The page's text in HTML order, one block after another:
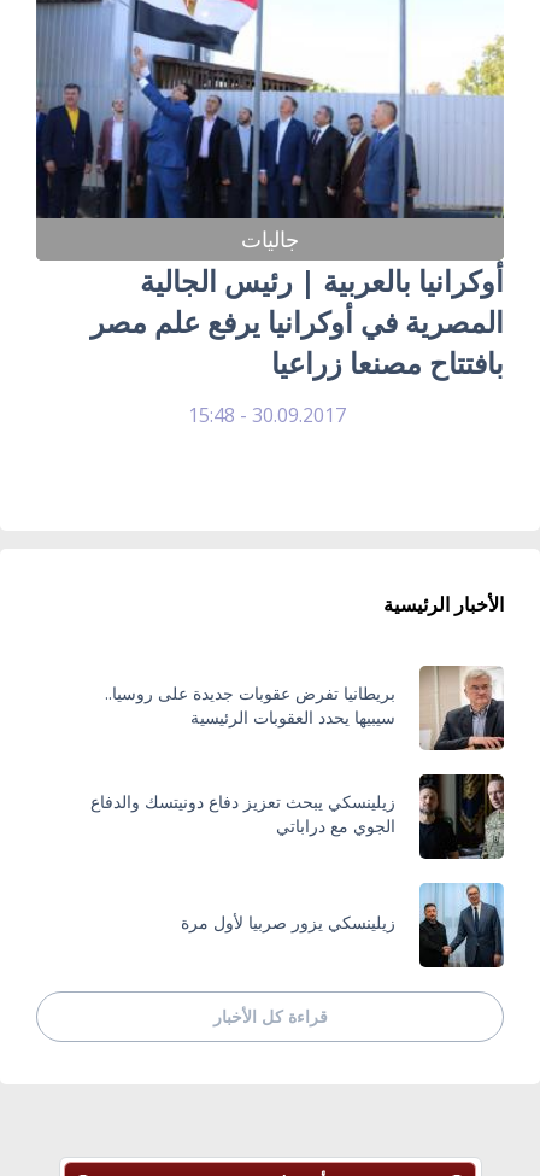
جاليات
أوكرانيا بالعربية | رئيس الجالية
المصرية في أوكرانيا يرفع علم مصر
بافتتاح مصنعا زراعيا
30.09.2017 - 15:48
الأخبار الرئيسية
بريطانيا تفرض عقوبات جديدة على روسيا..
سيبيها يحدد العقوبات الرئيسية
زيلينسكي يبحث تعزيز دفاع دونيتسك والدفاع
الجوي مع دراباتي
زيلينسكي يزور صربيا لأول مرة
قراءة كل الأخبار